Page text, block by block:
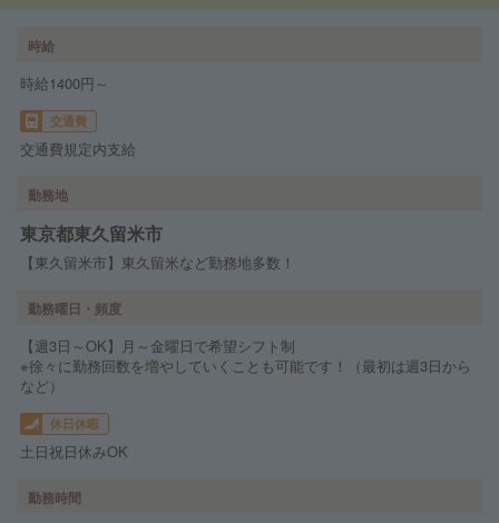
時給
時給1400円～
交通費
交通費規定内支給
勤務地
東京都東久留米市
【東久留米市】東久留米など勤務地多数！
勤務曜日・頻度
【週3日～OK】月～金曜日で希望シフト制
※徐々に勤務回数を増やしていくことも可能です！（最初は週3日から
など）
休日休暇
土日祝日休みOK
勤務時間